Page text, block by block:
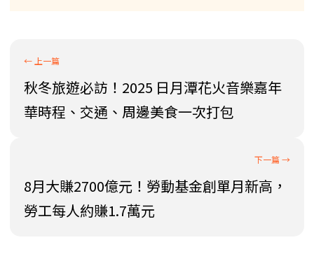
秋冬旅遊必訪！2025 日月潭花火音樂嘉年
華時程、交通、周邊美食一次打包
8月大賺2700億元！勞動基金創單月新高，
勞工每人約賺1.7萬元